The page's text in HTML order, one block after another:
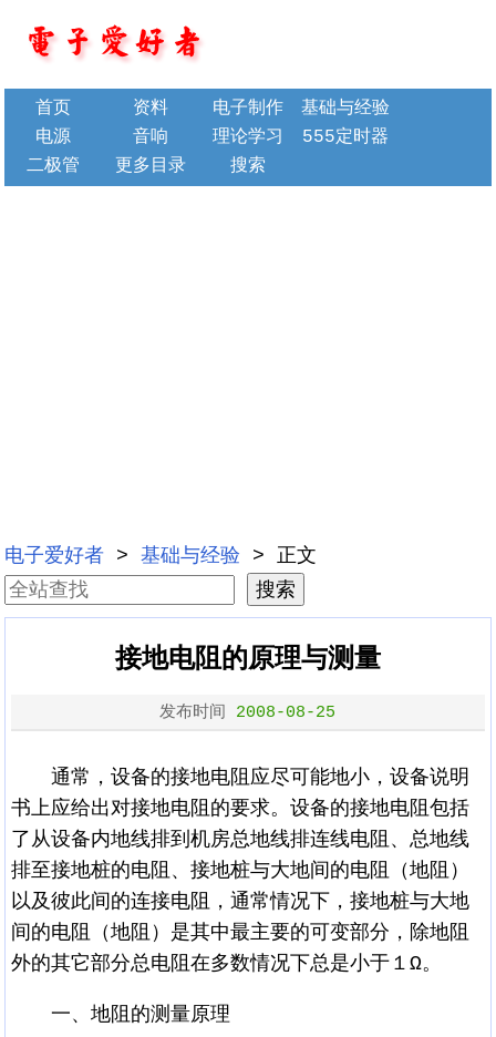
首页 资料 电子制作
基础与经验
电源
音响 理论学习
555定时器
二极管
更多目录 搜索
电子爱好者 >基础与经验 > 正文
接地电阻的原理与测量
发布时间 2008-08-25
通常，设备的接地电阻应尽可能地小，设备说明
书上应给出对接地电阻的要求。设备的接地电阻包括
了从设备内地线排到机房总地线排连线电阻、总地线
排至接地桩的电阻、接地桩与大地间的电阻（地阻）
以及彼此间的连接电阻，通常情况下，接地桩与大地
间的电阻（地阻）是其中最主要的可变部分，除地阻
外的其它部分总电阻在多数情况下总是小于１Ω。
一、地阻的测量原理